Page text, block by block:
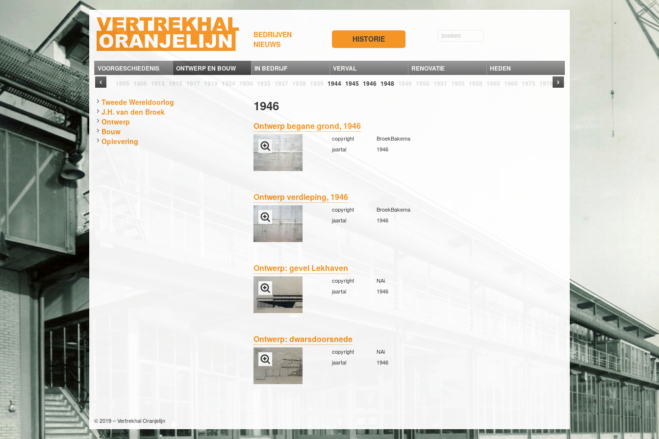
BEDRIJVEN
NIEUWS
HISTORIE
VOORGESCHIEDENIS ONTWERP EN BOUW IN BEDRIJF VERVAL RENOVATIE
HEDEN
1895 1905 1913 1915 1917 1919 1924 1930 1935 1937 1938 1939 1944 1945 1946 1948 1949 1950 1951 1955 1958 1960 1965 1975 1979 1980
‹ ›
Tweede Wereldoorlog
J.H. van den Broek
Ontwerp
Bouw
Oplevering
1946
Ontwerp begane grond, 1946
copyright
BroekBakema
jaartal
1946
Ontwerp verdieping, 1946
copyright
BroekBakema
jaartal
1946
Ontwerp: gevel Lekhaven
copyright
NAi
jaartal
1946
Ontwerp: dwarsdoorsnede
copyright
NAi
jaartal
1946
© 2019 – Vertrekhal Oranjelijn